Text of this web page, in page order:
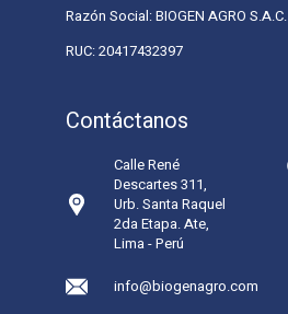
Razón Social: BIOGEN AGRO S.A.C.
RUC: 20417432397
Contáctanos
Calle René
Descartes 311,
Urb. Santa Raquel
2da Etapa. Ate,
Lima - Perú
info@biogenagro.com